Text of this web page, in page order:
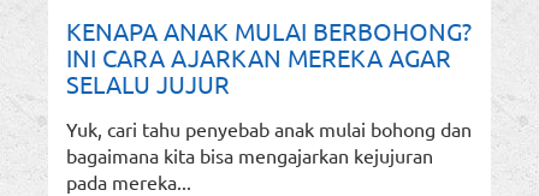
KENAPA ANAK MULAI BERBOHONG?
INI CARA AJARKAN MEREKA AGAR
SELALU JUJUR
Yuk, cari tahu penyebab anak mulai bohong dan
bagaimana kita bisa mengajarkan kejujuran
pada mereka...